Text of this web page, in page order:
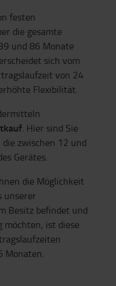
festen
die gesamte
und 86 Monate
sich vom
von 24
Flexibilität.
. Hier sind Sie
zwischen 12 und
Gerätes.
die Möglichkeit
unserer
Besitz befindet und
möchten, ist diese
Monaten.